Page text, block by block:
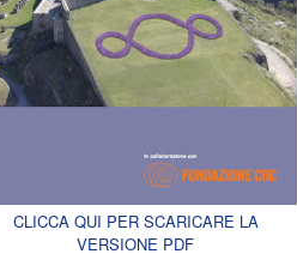
CLICCA QUI PER SCARICARE LA
VERSIONE PDF